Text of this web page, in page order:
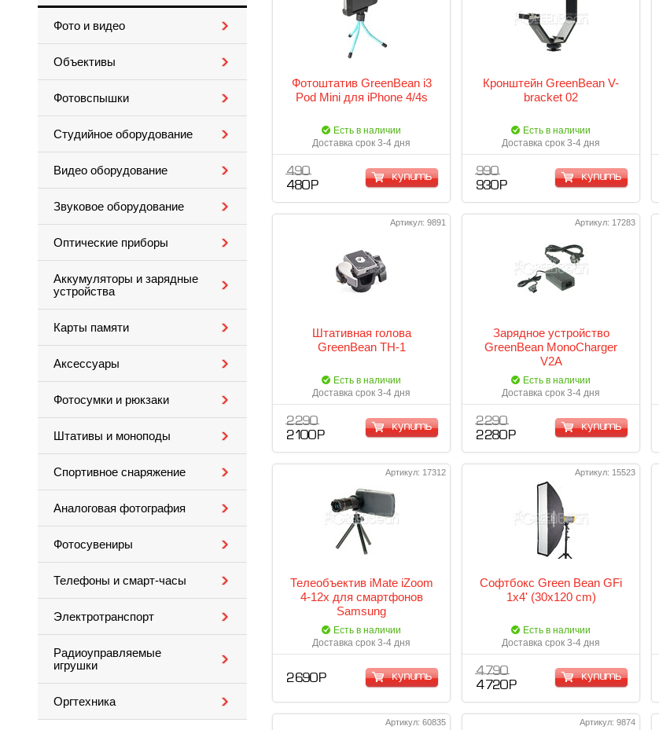
Фото и видео
Объективы
Фотовспышки
Студийное оборудование
Видео оборудование
Звуковое оборудование
Оптические приборы
Аккумуляторы и зарядные
устройства
Карты памяти
Аксессуары
Фотосумки и рюкзаки
Штативы и моноподы
Спортивное снаряжение
Аналоговая фотография
Фотосувениры
Телефоны и смарт-часы
Электротранспорт
Радиоуправляемые
игрушки
Оргтехника
Фотоштатив GreenBean i3
Pod Mini для iPhone 4/4s
Есть в наличии
Доставка срок 3-4 дня
490
480 Р
купить
Кронштейн GreenBean V-
bracket 02
Есть в наличии
Доставка срок 3-4 дня
990
930 Р
купить
Артикул: 9891
Штативная голова
GreenBean TH-1
Есть в наличии
Доставка срок 3-4 дня
2 290
2 100 Р
купить
Артикул: 17283
Зарядное устройство
GreenBean MonoCharger
V2A
Есть в наличии
Доставка срок 3-4 дня
2 290
2 280 Р
купить
Артикул: 17312
Телеобъектив iMate iZoom
4-12x для смартфонов
Samsung
Есть в наличии
Доставка срок 3-4 дня
2 690 Р купить
Артикул: 15523
Софтбокс Green Bean GFi
1х4' (30х120 cm)
Есть в наличии
Доставка срок 3-4 дня
4 790
4 720 Р
купить
Артикул: 60835 Артикул: 9874